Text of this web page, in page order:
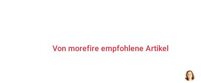
Von morefire empfohlene Artikel